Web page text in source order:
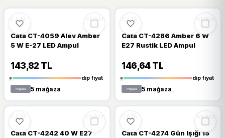
%52 %52 DÜŞTÜ
CATA stokta
Cata CT-4059 Alev Amber
5 W E-27 LED Ampul
143,82 TL
dip fiyat
5 mağaza
%48 %48 DÜŞTÜ
CATA stokta
Cata CT-4286 Amber 6 W
E27 Rustik LED Ampul
146,64 TL
dip fiyat
5 mağaza
%36 %36 DÜŞTÜ
CATA stokta
Cata CT-4242 40 W E27
%12
CATA stokta
Cata CT-4274 Gün Işığı 15